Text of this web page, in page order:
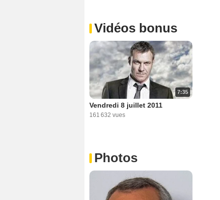
Vidéos bonus
7:35
Vendredi 8 juillet 2011
161 632 vues
Photos